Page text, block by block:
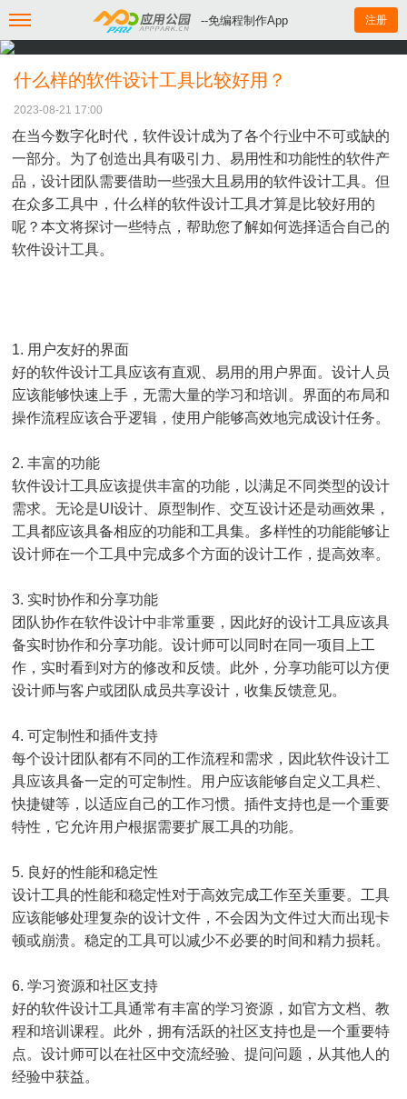
--免编程制作App 注册
什么样的软件设计工具比较好用？
2023-08-21 17:00
在当今数字化时代，软件设计成为了各个行业中不可或缺的
一部分。为了创造出具有吸引力、易用性和功能性的软件产
品，设计团队需要借助一些强大且易用的软件设计工具。但
在众多工具中，什么样的软件设计工具才算是比较好用的
呢？本文将探讨一些特点，帮助您了解如何选择适合自己的
软件设计工具。
1. 用户友好的界面
好的软件设计工具应该有直观、易用的用户界面。设计人员
应该能够快速上手，无需大量的学习和培训。界面的布局和
操作流程应该合乎逻辑，使用户能够高效地完成设计任务。
2. 丰富的功能
软件设计工具应该提供丰富的功能，以满足不同类型的设计
需求。无论是UI设计、原型制作、交互设计还是动画效果，
工具都应该具备相应的功能和工具集。多样性的功能能够让
设计师在一个工具中完成多个方面的设计工作，提高效率。
3. 实时协作和分享功能
团队协作在软件设计中非常重要，因此好的设计工具应该具
备实时协作和分享功能。设计师可以同时在同一项目上工
作，实时看到对方的修改和反馈。此外，分享功能可以方便
设计师与客户或团队成员共享设计，收集反馈意见。
4. 可定制性和插件支持
每个设计团队都有不同的工作流程和需求，因此软件设计工
具应该具备一定的可定制性。用户应该能够自定义工具栏、
快捷键等，以适应自己的工作习惯。插件支持也是一个重要
特性，它允许用户根据需要扩展工具的功能。
5. 良好的性能和稳定性
设计工具的性能和稳定性对于高效完成工作至关重要。工具
应该能够处理复杂的设计文件，不会因为文件过大而出现卡
顿或崩溃。稳定的工具可以减少不必要的时间和精力损耗。
6. 学习资源和社区支持
好的软件设计工具通常有丰富的学习资源，如官方文档、教
程和培训课程。此外，拥有活跃的社区支持也是一个重要特
点。设计师可以在社区中交流经验、提问问题，从其他人的
经验中获益。